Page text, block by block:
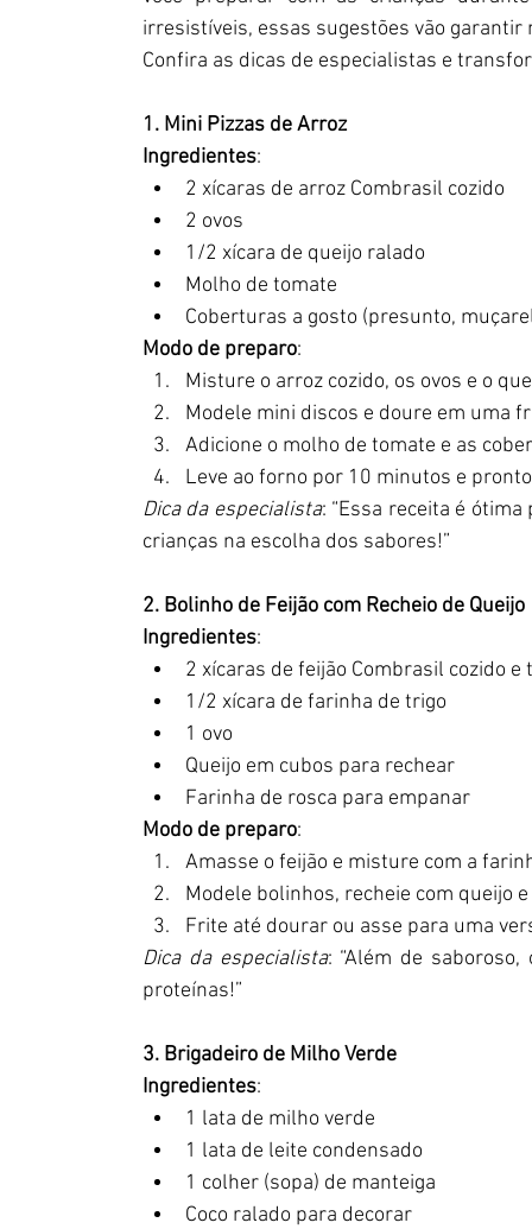
irresistíveis, essas sugestões vão
Confira as dicas de especialistas e
1. Mini Pizzas de Arroz
Ingredientes:
2 xícaras de arroz Combrasil cozido
2 ovos
1/2 xícara de queijo ralado
Molho de tomate
Coberturas a gosto (presunto,
Modo de preparo:
Misture o arroz cozido, os ovos e o
Modele mini discos e doure em uma
Adicione o molho de tomate e as
Leve ao forno por 10 minutos e
Dica da especialista: “Essa receita é
crianças na escolha dos sabores!”
2. Bolinho de Feijão com Recheio de Queijo
Ingredientes:
2 xícaras de feijão Combrasil cozido e
1/2 xícara de farinha de trigo
1 ovo
Queijo em cubos para rechear
Farinha de rosca para empanar
Modo de preparo:
Amasse o feijão e misture com a
Modele bolinhos, recheie com queijo
Frite até dourar ou asse para uma
Dica da especialista: “Além de
proteínas!”
3. Brigadeiro de Milho Verde
Ingredientes:
1 lata de milho verde
1 lata de leite condensado
1 colher (sopa) de manteiga
Coco ralado para decorar